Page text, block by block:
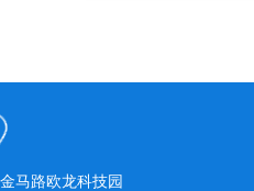
马路欧龙科技园